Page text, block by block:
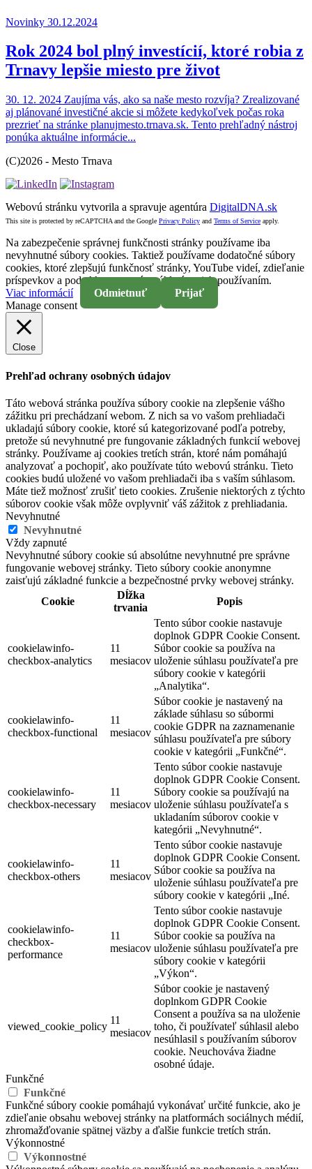
Novinky 30.12.2024
Rok 2024 bol plný investícií, ktoré robia z
Trnavy lepšie miesto pre život
30. 12. 2024 Zaujíma vás, ako sa naše mesto rozvíja? Zrealizované
aj plánované investičné akcie si môžete kedykoľvek počas roka
prezrieť na stránke planujmesto.trnava.sk. Tento prehľadný nástroj
ponúka aktuálne informácie...
(C)2026 - Mesto Trnava
Webovú stránku vytvorila a spravuje agentúra DigitalDNA.sk
This site is protected by reCAPTCHA and the Google Privacy Policy and Terms of Service apply.
Na zabezpečenie správnej funkčnosti stránky používame iba
nevyhnutné súbory cookies. Taktiež používame dodatočné súbory
cookies, ktoré zlepšujú funkčnosť stránky, YouTube videí, zdieľanie
príspevkov a pod. Akceptovaním súhlasíte s ich používaním.
Viac informácií
Odmietnuť
Prijať
Manage consent
Close
Prehľad ochrany osobných údajov
Táto webová stránka používa súbory cookie na zlepšenie vášho
zážitku pri prechádzaní webom. Z nich sa vo vašom prehliadači
ukladajú súbory cookie, ktoré sú kategorizované podľa potreby,
pretože sú nevyhnutné pre fungovanie základných funkcií webovej
stránky. Používame aj cookies tretích strán, ktoré nám pomáhajú
analyzovať a pochopiť, ako používate túto webovú stránku. Tieto
cookies budú uložené vo vašom prehliadači iba s vaším súhlasom.
Máte tiež možnosť zrušiť tieto cookies. Zrušenie niektorých z týchto
súborov cookie však môže ovplyvniť váš zážitok z prehliadania.
Nevyhnutné
Nevyhnutné
Vždy zapnuté
Nevyhnutné súbory cookie sú absolútne nevyhnutné pre správne
fungovanie webovej stránky. Tieto súbory cookie anonymne
zaisťujú základné funkcie a bezpečnostné prvky webovej stránky.
Cookie
Dĺžka
trvania
Popis
cookielawinfo-
checkbox-analytics
11
mesiacov
Tento súbor cookie nastavuje
doplnok GDPR Cookie Consent.
Súbor cookie sa používa na
uloženie súhlasu používateľa pre
súbory cookie v kategórii
„Analytika“.
cookielawinfo-
checkbox-functional
11
mesiacov
Súbor cookie je nastavený na
základe súhlasu so súbormi
cookie GDPR na zaznamenanie
súhlasu používateľa pre súbory
cookie v kategórii „Funkčné“.
cookielawinfo-
checkbox-necessary
11
mesiacov
Tento súbor cookie nastavuje
doplnok GDPR Cookie Consent.
Súbory cookie sa používajú na
uloženie súhlasu používateľa s
ukladaním súborov cookie v
kategórii „Nevyhnutné“.
cookielawinfo-
checkbox-others
11
mesiacov
Tento súbor cookie nastavuje
doplnok GDPR Cookie Consent.
Súbor cookie sa používa na
uloženie súhlasu používateľa pre
súbory cookie v kategórii „Iné.
cookielawinfo-
checkbox-
performance
11
mesiacov
Tento súbor cookie nastavuje
doplnok GDPR Cookie Consent.
Súbor cookie sa používa na
uloženie súhlasu používateľa pre
súbory cookie v kategórii
„Výkon“.
viewed_cookie_policy
11
mesiacov
Súbor cookie je nastavený
doplnkom GDPR Cookie
Consent a používa sa na uloženie
toho, či používateľ súhlasil alebo
nesúhlasil s používaním súborov
cookie. Neuchováva žiadne
osobné údaje.
Funkčné
Funkčné
Funkčné súbory cookie pomáhajú vykonávať určité funkcie, ako je
zdieľanie obsahu webovej stránky na platformách sociálnych médií,
zhromažďovanie spätnej väzby a ďalšie funkcie tretích strán.
Výkonnostné
Výkonnostné